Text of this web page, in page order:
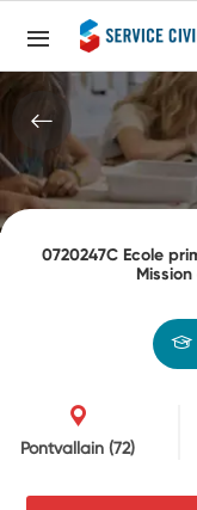
0720247C Ecole
Pontvallain (72)